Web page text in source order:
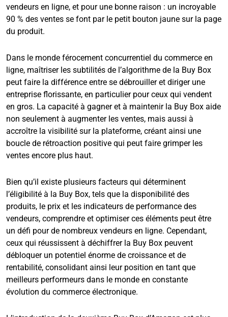
vendeurs en ligne, et pour une bonne raison : un incroyable
90 % des ventes se font par le petit bouton jaune sur la page
du produit.
Dans le monde férocement concurrentiel du commerce en
ligne, maîtriser les subtilités de l’algorithme de la Buy Box
peut faire la différence entre se débrouiller et diriger une
entreprise florissante, en particulier pour ceux qui vendent
en gros. La capacité à gagner et à maintenir la Buy Box aide
non seulement à augmenter les ventes, mais aussi à
accroître la visibilité sur la plateforme, créant ainsi une
boucle de rétroaction positive qui peut faire grimper les
ventes encore plus haut.
Bien qu’il existe plusieurs facteurs qui déterminent
l’éligibilité à la Buy Box, tels que la disponibilité des
produits, le prix et les indicateurs de performance des
vendeurs, comprendre et optimiser ces éléments peut être
un défi pour de nombreux vendeurs en ligne. Cependant,
ceux qui réussissent à déchiffrer la Buy Box peuvent
débloquer un potentiel énorme de croissance et de
rentabilité, consolidant ainsi leur position en tant que
meilleurs performeurs dans le monde en constante
évolution du commerce électronique.